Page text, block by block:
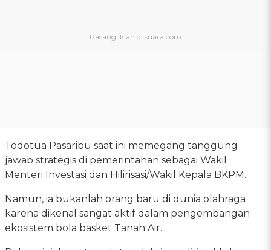
Todotua Pasaribu saat ini memegang tanggung
jawab strategis di pemerintahan sebagai Wakil
Menteri Investasi dan Hilirisasi/Wakil Kepala BKPM.
Namun, ia bukanlah orang baru di dunia olahraga
karena dikenal sangat aktif dalam pengembangan
ekosistem bola basket Tanah Air.